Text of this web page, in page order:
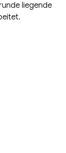
liegende